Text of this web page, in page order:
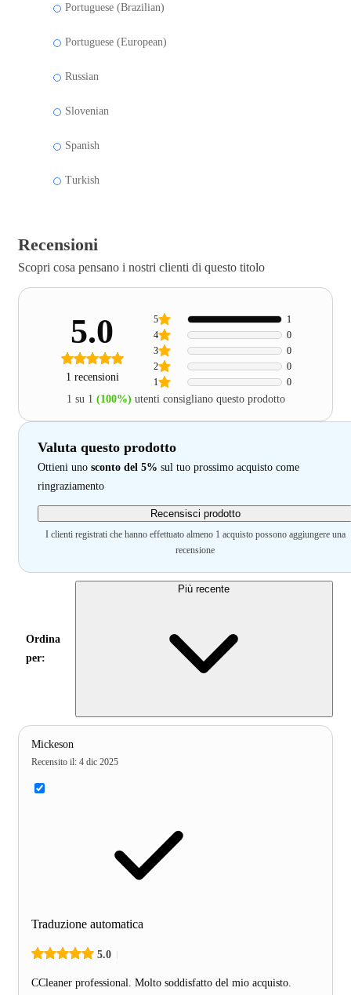
Portuguese (Brazilian)
Portuguese (European)
Russian
Slovenian
Spanish
Turkish
Recensioni
Scopri cosa pensano i nostri clienti di questo titolo
5.0
1 recensioni 1 0
2 0
3 0
4 0
5 1
1 su 1 (100%) utenti consigliano questo prodotto
Valuta questo prodotto
Ottieni uno sconto del 5% sul tuo prossimo acquisto come
ringraziamento
Recensisci prodotto
I clienti registrati che hanno effettuato almeno 1 acquisto possono aggiungere una
recensione
Ordina
per:
Più recente
Mickeson
Recensito il: 4 dic 2025
Traduzione automatica
5.0
CCleaner professional. Molto soddisfatto del mio acquisto.